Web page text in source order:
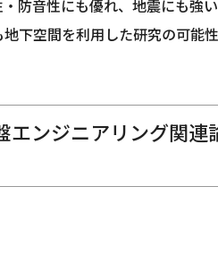
防音性にも優れ、地震にも強い
下空間を利用した研究の可能
エンジニアリング関連